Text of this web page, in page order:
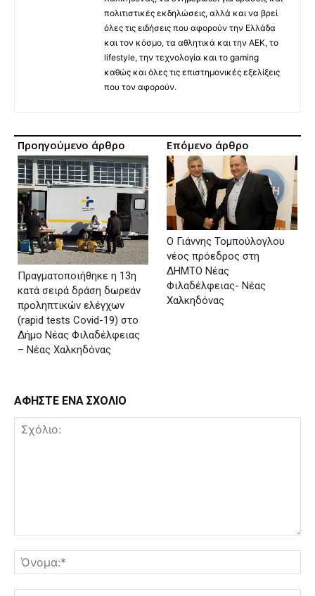
πολιτιστικές εκδηλώσεις, αλλά και να βρεί
όλες τις ειδήσεις που αφορούν την Ελλάδα
και τον κόσμο, τα αθλητικά και την ΑΕΚ, το
lifestyle, την τεχνολογία και το gaming
καθώς και όλες τις επιστημονικές εξελίξεις
που τον αφορούν.
Προηγούμενο άρθρο
Πραγματοποιήθηκε η 13η
κατά σειρά δράση δωρεάν
προληπτικών ελέγχων
(rapid tests Covid-19) στο
Δήμο Νέας Φιλαδέλφειας
– Νέας Χαλκηδόνας
Επόμενο άρθρο
Ο Γιάννης Τομπούλογλου
νέος πρόεδρος στη
ΔΗΜΤΟ Νέας
Φιλαδέλφειας- Νέας
Χαλκηδόνας
ΑΦΗΣΤΕ ΕΝΑ ΣΧΟΛΙΟ